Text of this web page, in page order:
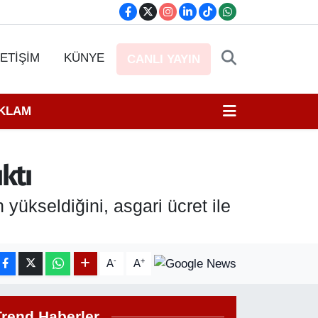
KÜNYE CANLI YAYIN
yükseldiğini, asgari ücret ile
A- A+